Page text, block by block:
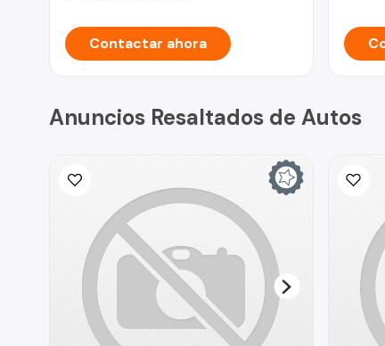
Contactar ahora
Anuncios Resaltados de Autos